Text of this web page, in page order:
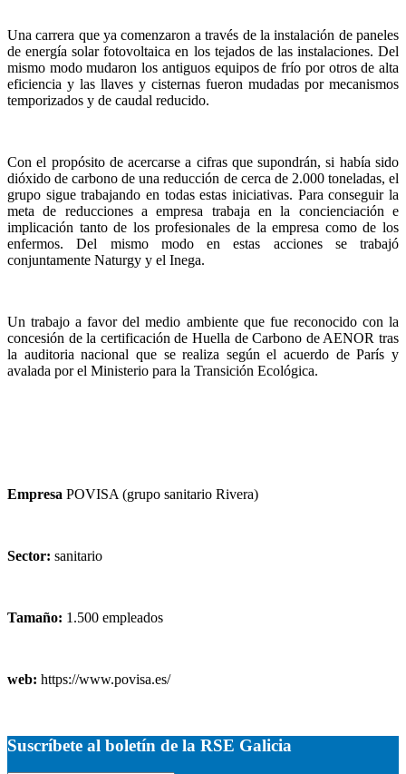
Una carrera que ya comenzaron a través de la instalación de paneles
de energía solar fotovoltaica en los tejados de las instalaciones. Del
mismo modo mudaron los antiguos equipos de frío por otros de alta
eficiencia y las llaves y cisternas fueron mudadas por mecanismos
temporizados y de caudal reducido.
Con el propósito de acercarse a cifras que supondrán, si había sido
dióxido de carbono de una reducción de cerca de 2.000 toneladas, el
grupo sigue trabajando en todas estas iniciativas. Para conseguir la
meta de reducciones a empresa trabaja en la concienciación e
implicación tanto de los profesionales de la empresa como de los
enfermos. Del mismo modo en estas acciones se trabajó
conjuntamente Naturgy y el Inega.
Un trabajo a favor del medio ambiente que fue reconocido con la
concesión de la certificación de Huella de Carbono de AENOR tras
la auditoria nacional que se realiza según el acuerdo de París y
avalada por el Ministerio para la Transición Ecológica.
Empresa POVISA (grupo sanitario Rivera)
Sector: sanitario
Tamaño: 1.500 empleados
web: https://www.povisa.es/
Suscríbete al boletín de la RSE Galicia